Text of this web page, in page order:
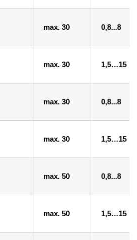
max. 30 0,8...8
max. 30 1,5…15
max. 30 0,8...8
max. 30 1,5…15
max. 50 0,8...8
max. 50 1,5…15